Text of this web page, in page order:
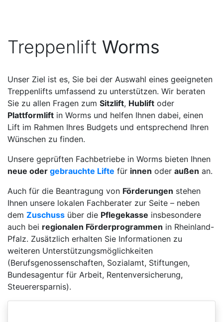
Treppenlift Worms
Unser Ziel ist es, Sie bei der Auswahl eines geeigneten
Treppenlifts umfassend zu unterstützen. Wir beraten
Sie zu allen Fragen zum Sitzlift, Hublift oder
Plattformlift in Worms und helfen Ihnen dabei, einen
Lift im Rahmen Ihres Budgets und entsprechend Ihren
Wünschen zu finden.
Unsere geprüften Fachbetriebe in Worms bieten Ihnen
neue oder gebrauchte Lifte für innen oder außen an.
Auch für die Beantragung von Förderungen stehen
Ihnen unsere lokalen Fachberater zur Seite – neben
dem Zuschuss über die Pflegekasse insbesondere
auch bei regionalen Förderprogrammen in Rheinland-
Pfalz. Zusätzlich erhalten Sie Informationen zu
weiteren Unterstützungsmöglichkeiten
(Berufsgenossenschaften, Sozialamt, Stiftungen,
Bundesagentur für Arbeit, Rentenversicherung,
Steuerersparnis).